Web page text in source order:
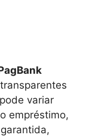
variar
empréstimo,